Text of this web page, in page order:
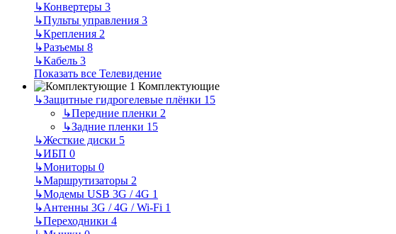
↳Конвертеры 3
↳Пульты управления 3
↳Крепления 2
↳Разъемы 8
↳Кабель 3
Показать все Телевидение
Комплектующие
↳Защитные гидрогелевые плёнки 15
↳Передние пленки 2
↳Задние пленки 15
↳Жесткие диски 5
↳ИБП 0
↳Мониторы 0
↳Маршрутизаторы 2
↳Модемы USB 3G / 4G 1
↳Антенны 3G / 4G / Wi-Fi 1
↳Переходники 4